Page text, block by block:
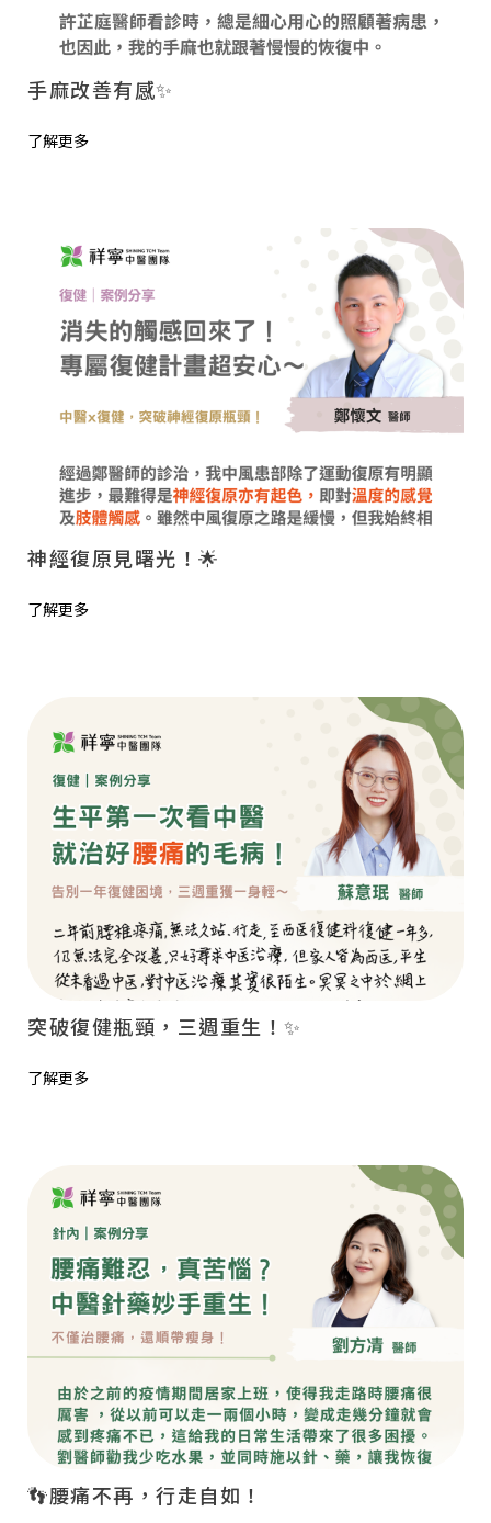
手麻改善有感✨ ​
了解更多
神經復原見曙光！🌟
了解更多
突破復健瓶頸，三週重生！✨
了解更多
👣腰痛不再，行走自如！